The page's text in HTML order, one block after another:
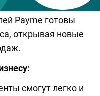
Payme готовы
открывая новые
смогут легко и